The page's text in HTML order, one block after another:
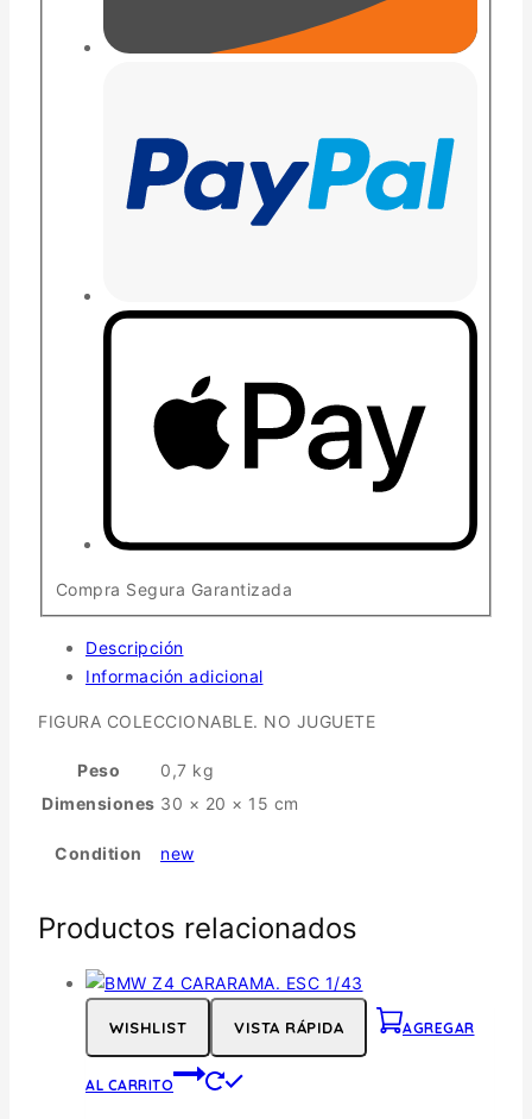
Compra Segura Garantizada
Descripción
Información adicional
FIGURA COLECCIONABLE. NO JUGUETE
Peso
0,7 kg
Dimensiones 30 × 20 × 15 cm
Condition new
Productos relacionados
WISHLIST VISTA RÁPIDA AGREGAR
AL CARRITO